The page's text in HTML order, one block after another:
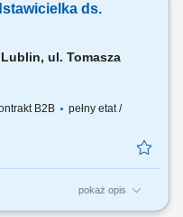
Rozwijanie własnego
kontaktów
ds.
Lublin, ul. Tomasza
B2B
pełny etat /
pokaż opis
biznesu przy wsparciu